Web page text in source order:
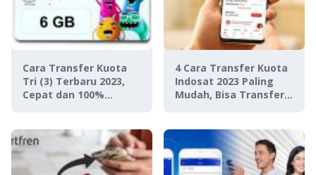
Cara Transfer Kuota
Tri (3) Terbaru 2023,
Cepat dan 100%
4 Cara Transfer Kuota
Indosat 2023 Paling
Mudah, Bisa Transfer